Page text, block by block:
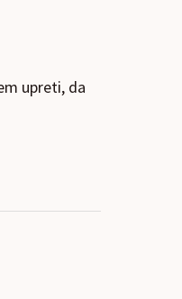
upreti, da